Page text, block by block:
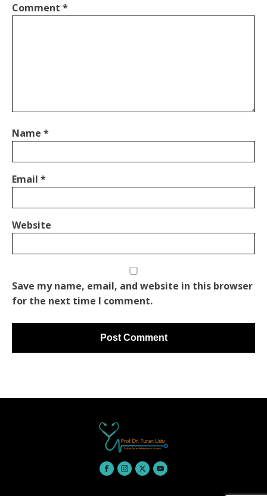
Comment *
Name *
Email *
Website
Save my name, email, and website in this browser
for the next time I comment.